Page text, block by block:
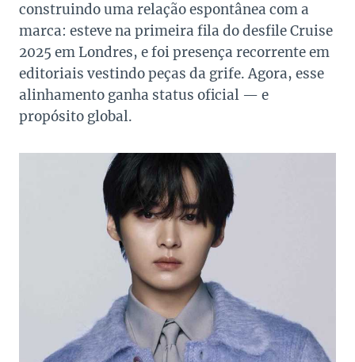
construindo uma relação espontânea com a
marca: esteve na primeira fila do desfile Cruise
2025 em Londres, e foi presença recorrente em
editoriais vestindo peças da grife. Agora, esse
alinhamento ganha status oficial — e
propósito global.